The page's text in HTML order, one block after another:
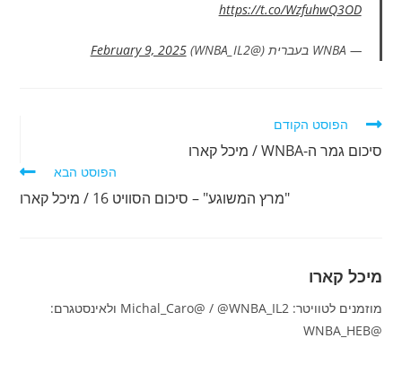
https://t.co/WzfuhwQ3OD
— WNBA בעברית (@WNBA_IL2) February 9, 2025
לקרוא
נוספים
הפוסט הקודם
סיכום גמר ה-WNBA / מיכל קארו
הפוסט הבא
"מרץ המשוגע" – סיכום הסוויט 16 / מיכל קארו
מיכל קארו
מוזמנים לטוויטר: Michal_Caro@ / @WNBA_IL2 ולאינסטגרם:
@WNBA_HEB